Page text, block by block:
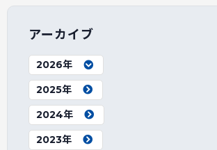
アーカイブ
2026年
2025年
2024年
2023年